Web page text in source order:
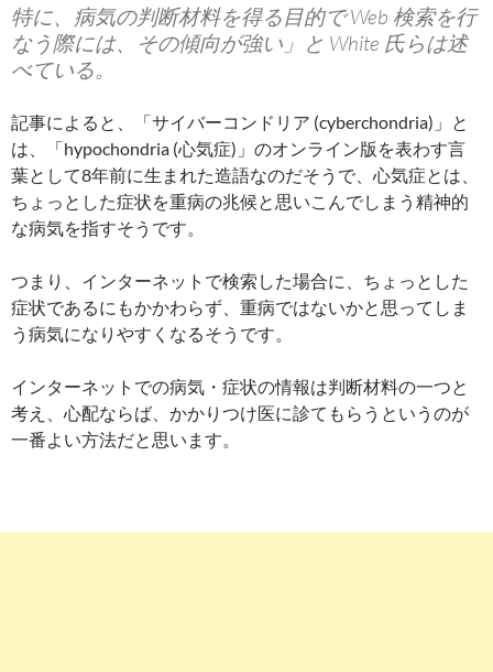
特に、病気の判断材料を得る目的で Web 検索を行
なう際には、その傾向が強い」と White 氏らは述
べている。
記事によると、「サイバーコンドリア (cyberchondria)」と
は、「hypochondria (心気症)」のオンライン版を表わす言
葉として8年前に生まれた造語なのだそうで、心気症とは、
ちょっとした症状を重病の兆候と思いこんでしまう精神的
な病気を指すそうです。
つまり、インターネットで検索した場合に、ちょっとした
症状であるにもかかわらず、重病ではないかと思ってしま
う病気になりやすくなるそうです。
インターネットでの病気・症状の情報は判断材料の一つと
考え、心配ならば、かかりつけ医に診てもらうというのが
一番よい方法だと思います。